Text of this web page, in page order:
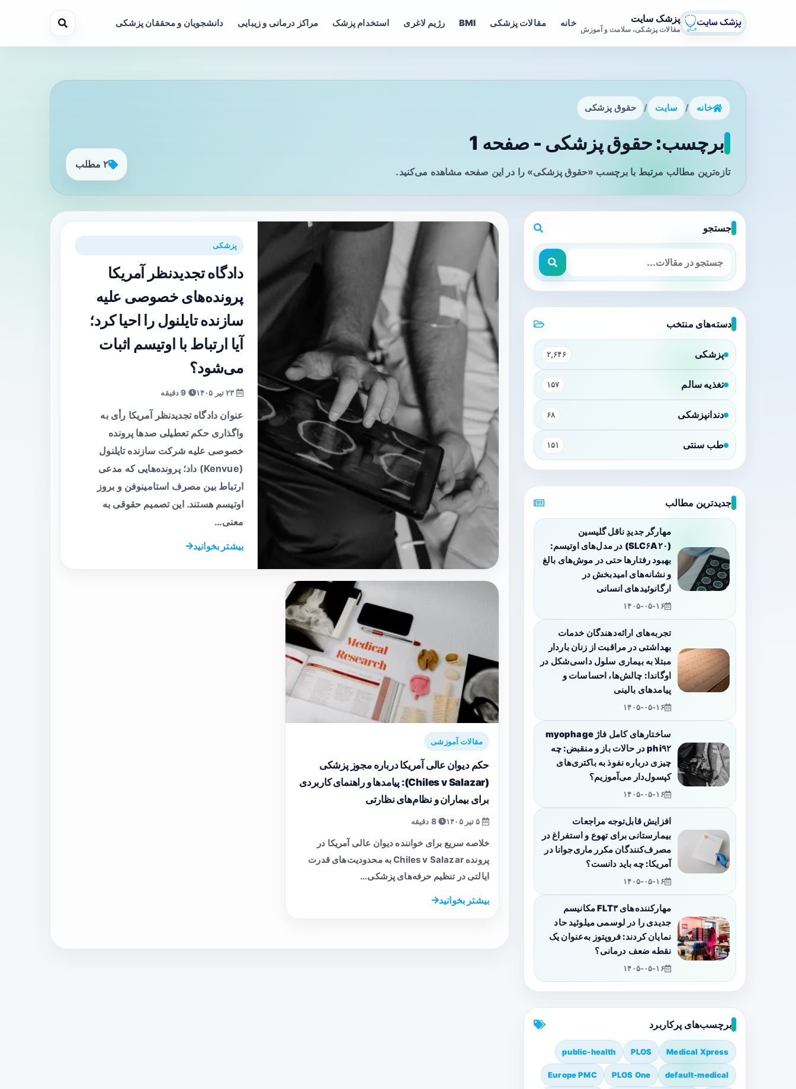
پزشک سایت
مقالات پزشکی، سلامت و آموزش
خانه مقالات پزشکی BMI رژیم لاغری استخدام پزشک مراکز درمانی و زیبایی دانشجویان و محققان پزشکی
خانه / سایت / حقوق پزشکی
برچسب: حقوق پزشکی - صفحه 1
تازه‌ترین مطالب مرتبط با برچسب «حقوق پزشکی» را در این صفحه مشاهده می‌کنید.
۲ مطلب
پزشکی
دادگاه تجدیدنظر آمریکا
پرونده‌های خصوصی علیه
سازنده تایلنول را احیا کرد؛
آیا ارتباط با اوتیسم اثبات
می‌شود؟
عنوان دادگاه تجدیدنظر آمریکا رأی به
واگذاری حکم تعطیلی صدها پرونده
خصوصی علیه شرکت سازنده تایلنول
(Kenvue) داد؛ پرونده‌هایی که مدعی
ارتباط بین مصرف استامینوفن و بروز
اوتیسم هستند. این تصمیم حقوقی به
معنی…
بیشتر بخوانید
مقالات آموزشی
حکم دیوان عالی آمریکا درباره مجوز پزشکی
(Chiles v Salazar): پیامدها و راهنمای کاربردی
برای بیماران و نظام‌های نظارتی
8 دقیقه
خلاصه سریع برای خواننده دیوان عالی آمریکا در
پرونده Chiles v Salazar به محدودیت‌های قدرت
ایالتی در تنظیم حرفه‌های پزشکی…
بیشتر بخوانید
جستجو
دسته‌های منتخب
پزشکی ۲,۶۴۶
تغذیه سالم ۱۵۷
دندانپزشکی ۶۸
طب سنتی ۱۵۱
جدیدترین مطالب
مهارگر جدیدِ ناقل گلیسین
(SLC۶A۲۰) در مدل‌های اوتیسم:
بهبود رفتارها حتی در موش‌های بالغ
و نشانه‌های امیدبخش در
ارگانوئیدهای انسانی
۱۴۰۵-۰۵-۱۶
تجربه‌های ارائه‌دهندگان خدمات
بهداشتی در مراقبت از زنان باردار
مبتلا به بیماری سلول داسی‌شکل در
اوگاندا: چالش‌ها، احساسات و
پیامدهای بالینی
۱۴۰۵-۰۵-۱۶
ساختارهای کامل فاژ myophage
phi۹۲ در حالات باز و منقبض: چه
چیزی درباره نفوذ به باکتری‌های
کپسول‌دار می‌آموزیم؟
۱۴۰۵-۰۵-۱۶
افزایش قابل‌توجه مراجعات
بیمارستانی برای تهوع و استفراغ در
مصرف‌کنندگان مکرر ماری‌جوانا در
آمریکا: چه باید دانست؟
۱۴۰۵-۰۵-۱۶
مهارکننده‌های FLT۳ مکانیسم
جدیدی را در لوسمی میلوئید حاد
نمایان کردند: فروپتوز به‌عنوان یک
نقطه ضعف درمانی؟
۱۴۰۵-۰۵-۱۶
برچسب‌های پرکاربرد
Medical Xpress
PLOS
public-health
default-medical
PLOS One
Europe PMC